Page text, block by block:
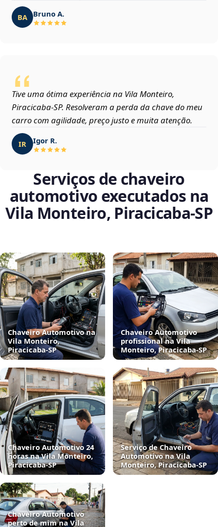
BA Bruno A.
Tive uma ótima experiência na Vila Monteiro,
Piracicaba‑SP. Resolveram a perda da chave do meu
carro com agilidade, preço justo e muita atenção.
IR Igor R.
Serviços de chaveiro
automotivo executados na
Vila Monteiro, Piracicaba‑SP
Chaveiro Automotivo na
Vila Monteiro,
Piracicaba‑SP
Chaveiro Automotivo
profissional na Vila
Monteiro, Piracicaba‑SP
Chaveiro Automotivo 24
horas na Vila Monteiro,
Piracicaba‑SP
Serviço de Chaveiro
Automotivo na Vila
Monteiro, Piracicaba‑SP
Chaveiro Automotivo
perto de mim na Vila